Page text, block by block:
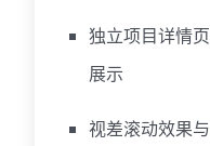
独立项目详情
展示
视差滚动效果